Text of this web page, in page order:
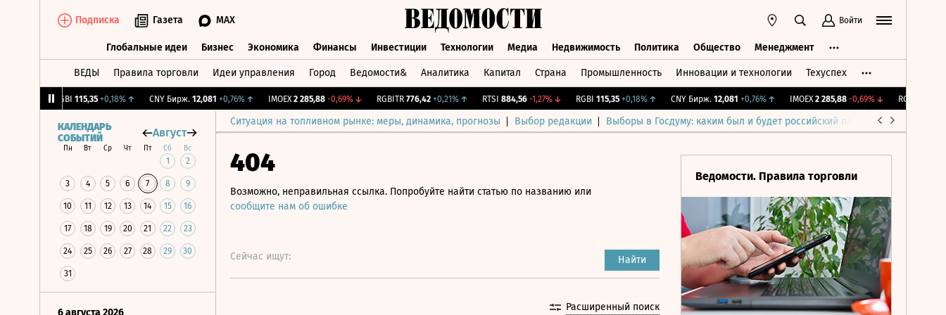
Подписка Газета MAX Войти
Глобальные идеи Бизнес Экономика Финансы Инвестиции Технологии Медиа Недвижимость Политика Общество Менеджмент
ВЕДЫ Правила торговли Идеи управления Город Ведомости& Аналитика Капитал Страна Промышленность Инновации и технологии Техуспех
115,35 +0,18%↑ CNY Бирж. 12,081 +0,76%↑ IMOEX 2 285,88 -0,69%↓ RGBITR 776,42 +0,21%↑ RTSI 884,56 -1,27%↓ RGBI 115,35 +0,18%↑ CNY Бирж. 12,081 +0,76%↑ IMOEX 2 285,88 -0,69%↓ RGBITR
Ситуация на топливном рынке: меры, динамика, прогнозы Выбор редакции Выборы в Госдуму: каким был и будет российский парламент
КАЛЕНДАРЬ
СОБЫТИЙ
Август
Пн Вт Ср Чт Пт Сб Вс
1 2
3 4 5 6 7 8 9
10 11 12 13 14 15 16
17 18 19 20 21 22 23
24 25 26 27 28 29 30
31
6 августа 2026
404
Возможно, неправильная ссылка. Попробуйте найти статью по названию или
сообщите нам об ошибке
Сейчас ищут: Найти
Расширенный поиск
Ведомости. Правила торговли